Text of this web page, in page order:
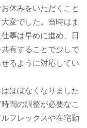
休みをいただくこと
変でした。当時はま
事は早めに進め、日
有することで少しで
るように対応してい
ほぼなくなりました
間の調整が必要なこ
フレックスや在宅勤